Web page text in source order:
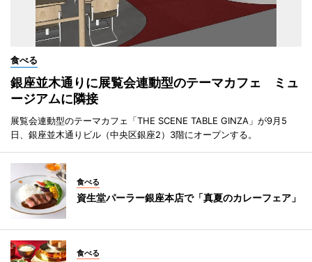
食べる
銀座並木通りに展覧会連動型のテーマカフェ ミュ
ージアムに隣接
展覧会連動型のテーマカフェ「THE SCENE TABLE GINZA」が9月5
日、銀座並木通りビル（中央区銀座2）3階にオープンする。
食べる
資生堂パーラー銀座本店で「真夏のカレーフェア」
食べる